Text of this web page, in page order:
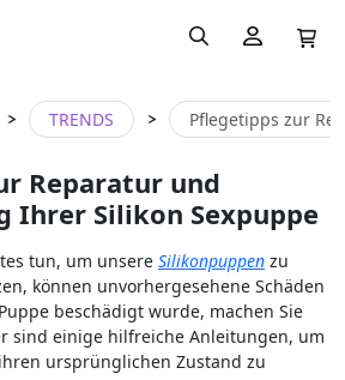
TRENDS Pflegetipps zur
Reparatur und
Ihrer Silikon Sexpuppe
tun, um unsere Silikonpuppen zu
können unvorhergesehene Schäden
beschädigt wurde, machen Sie
sind einige hilfreiche Anleitungen, um
ursprünglichen Zustand zu